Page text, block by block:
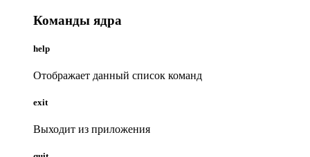
Команды ядра
help
Отображает данный список команд
exit
Выходит из приложения